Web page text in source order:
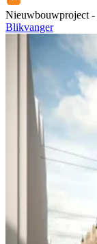
Nieuwbouwproject -
Blikvanger